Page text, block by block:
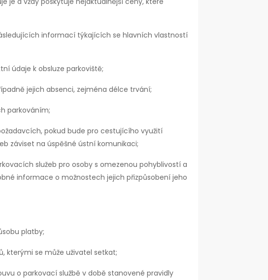
informací týkajících se hlavních vlastností
údaje k obsluze parkoviště;
jejich absenci, zejména délce trvání;
parkováním;
pokud bude pro cestujícího využití
záviset na úspěšné ústní komunikaci;
služeb pro osoby s omezenou pohyblivostí a
informace o možnostech jejich přizpůsobení jeho
platby;
kterými se může uživatel setkat;
o parkovací službě v době stanovené pravidly